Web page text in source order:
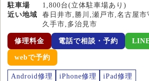
駐車場
1,800台(立体駐車場あり)
近い地域
春日井市,勝川,瀬戸市,名古屋
久手市,多治見市
修理料金 電話で相談・予約
webで予約
Android修理 iPhone修理
iPad修理